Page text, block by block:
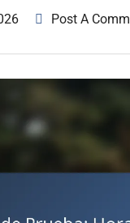
Post A